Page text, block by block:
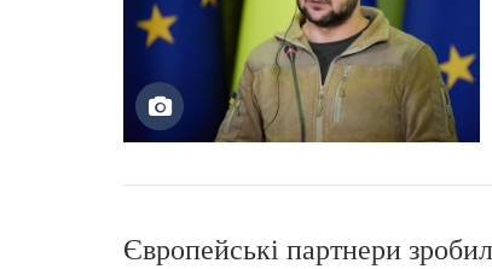
Європейські партнери